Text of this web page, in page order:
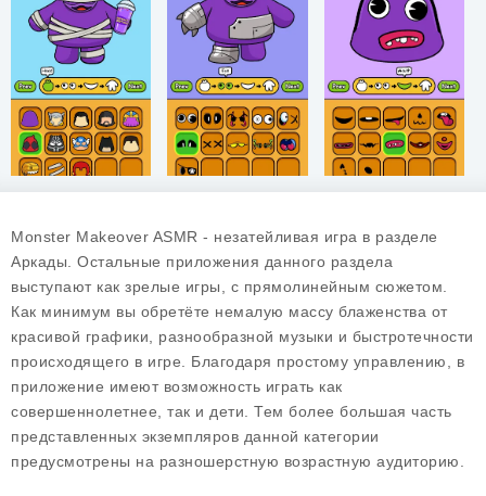
Monster Makeover ASMR - незатейливая игра в разделе
Аркады. Остальные приложения данного раздела
выступают как зрелые игры, с прямолинейным сюжетом.
Как минимум вы обретёте немалую массу блаженства от
красивой графики, разнообразной музыки и быстротечности
происходящего в игре. Благодаря простому управлению, в
приложение имеют возможность играть как
совершеннолетнее, так и дети. Тем более большая часть
представленных экземпляров данной категории
предусмотрены на разношерстную возрастную аудиторию.